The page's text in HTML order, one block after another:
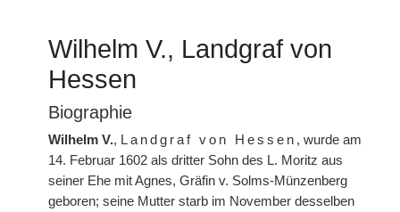
Wilhelm V., Landgraf von
Hessen
Biographie
Wilhelm V., Landgraf von Hessen , wurde am
14. Februar 1602 als dritter Sohn des L. Moritz aus
seiner Ehe mit Agnes, Gräfin v. Solms-Münzenberg
geboren; seine Mutter starb im November desselben